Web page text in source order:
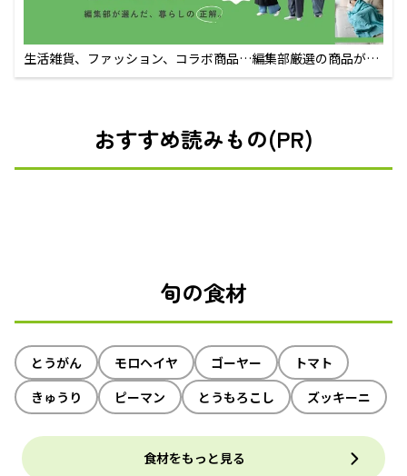
生活雑貨、ファッション、コラボ商品…編集部厳選の商品が買
えるECサイト
おすすめ読みもの(PR)
旬の食材
とうがん モロヘイヤ ゴーヤー
トマト
きゅうり
ピーマン とうもろこし ズッキーニ
食材をもっと見る